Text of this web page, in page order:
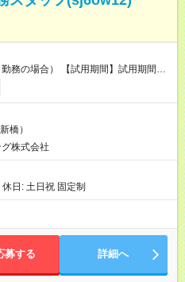
用期間】試用期間な
橋）
株式会社
日: 土日祝 固定制
募する 詳細へ